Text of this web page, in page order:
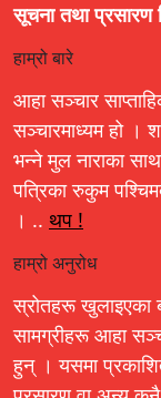
सूचना तथा प्रसारण
हाम्रो बारे
आहा सञ्चार
सञ्चारमाध्यम हो ।
भन्ने मुल नाराका
पत्रिका रुकुम
। .. थप !
हाम्रो अनुरोध
स्रोतहरू खुलाइएका
सामग्रीहरू आहा
हुन् । यसमा